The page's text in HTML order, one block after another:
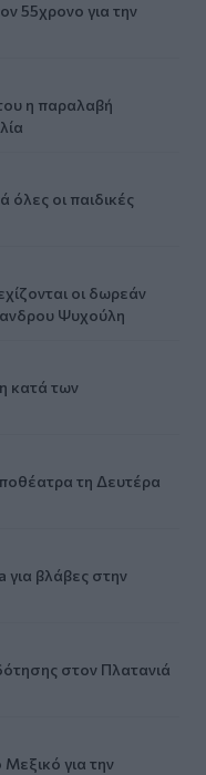
55χρονο για την
η παραλαβή
οι παιδικές
οι δωρεάν
Ψυχούλη
κατά των
τη Δευτέρα
βλάβες στην
στον Πλατανιά
για την